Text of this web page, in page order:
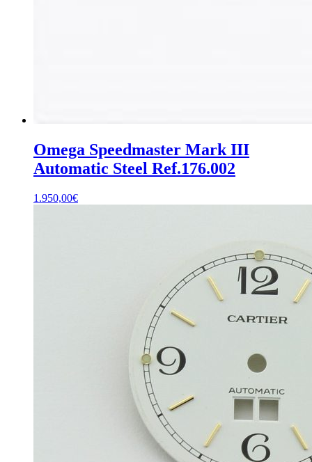
Omega Speedmaster Mark III
Automatic Steel Ref.176.002
1.950,00€